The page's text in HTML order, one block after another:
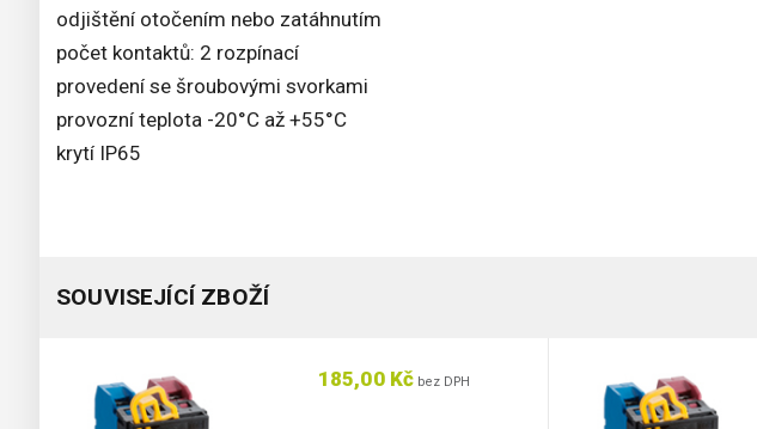
odjištění otočením nebo zatáhnutím
počet kontaktů: 2 rozpínací
provedení se šroubovými svorkami
provozní teplota -20°C až +55°C
krytí IP65
SOUVISEJÍCÍ ZBOŽÍ
185,00 Kč bez DPH